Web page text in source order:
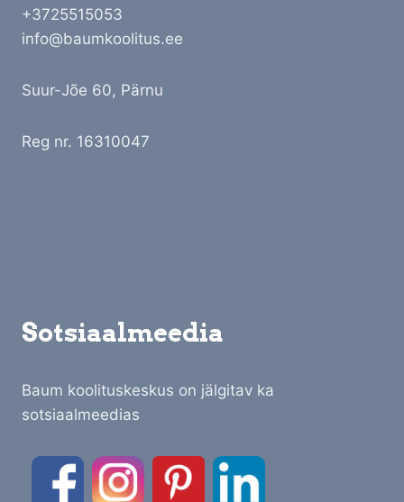
+3725515053
info@baumkoolitus.ee
Suur-Jõe 60, Pärnu
Reg nr. 16310047
Sotsiaalmeedia
Baum koolituskeskus on jälgitav ka
sotsiaalmeedias